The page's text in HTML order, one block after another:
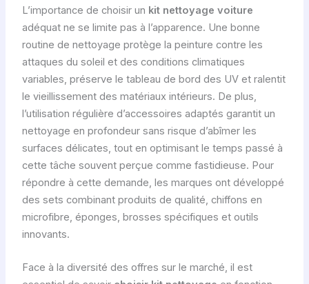
L’importance de choisir un kit nettoyage voiture
adéquat ne se limite pas à l’apparence. Une bonne
routine de nettoyage protège la peinture contre les
attaques du soleil et des conditions climatiques
variables, préserve le tableau de bord des UV et ralentit
le vieillissement des matériaux intérieurs. De plus,
l’utilisation régulière d’accessoires adaptés garantit un
nettoyage en profondeur sans risque d’abîmer les
surfaces délicates, tout en optimisant le temps passé à
cette tâche souvent perçue comme fastidieuse. Pour
répondre à cette demande, les marques ont développé
des sets combinant produits de qualité, chiffons en
microfibre, éponges, brosses spécifiques et outils
innovants.
Face à la diversité des offres sur le marché, il est